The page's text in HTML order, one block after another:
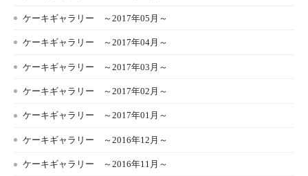
ケーキギャラリー ～2017年05月～
ケーキギャラリー ～2017年04月～
ケーキギャラリー ～2017年03月～
ケーキギャラリー ～2017年02月～
ケーキギャラリー ～2017年01月～
ケーキギャラリー ～2016年12月～
ケーキギャラリー ～2016年11月～